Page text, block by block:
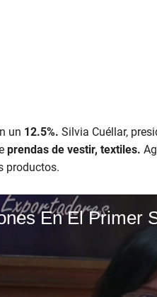
un 12.5%. Silvia Cuéllar,
prendas de vestir, textiles.
productos.